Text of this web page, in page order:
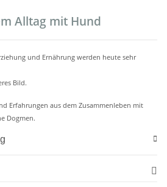
Alltag mit Hund
und Ernährung werden heute sehr
Bild.
Erfahrungen aus dem Zusammenleben mit
Dogmen.